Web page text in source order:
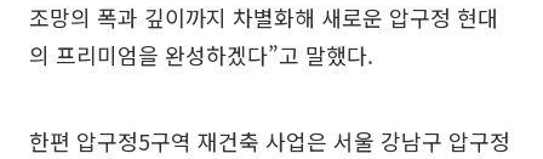
조망의 폭과 깊이까지 차별화해 새로운 압구정 현대
의 프리미엄을 완성하겠다”고 말했다.
한편 압구정5구역 재건축 사업은 서울 강남구 압구정